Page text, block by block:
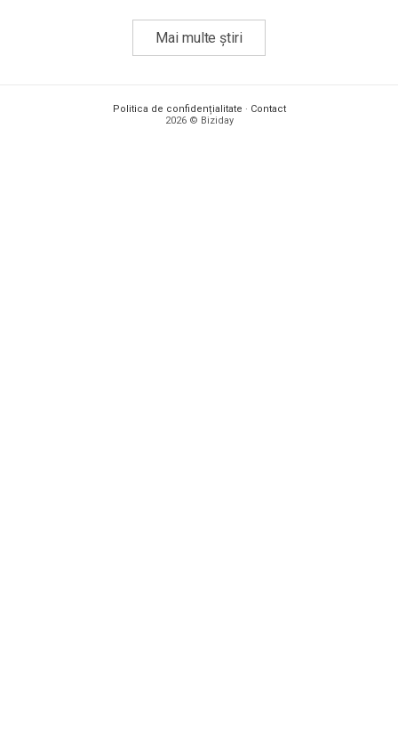
Mai multe știri
Politica de confidențialitate · Contact
2026 © Biziday